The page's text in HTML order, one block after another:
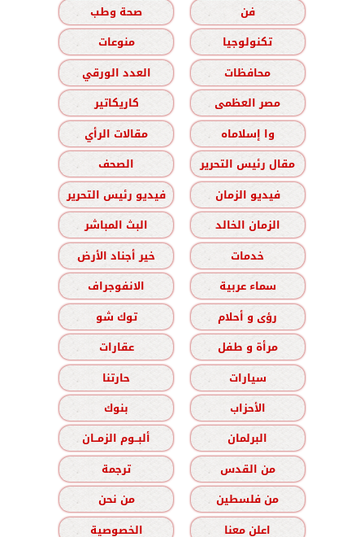
فن
صحة وطب
تكنولوجيا
منوعات
محافظات
العدد الورقي
مصر العظمى
كاريكاتير
وا إسلاماه
مقالات الرأي
مقال رئيس التحرير
الصحف
فيديو الزمان
فيديو رئيس التحرير
الزمان الخالد
البث المباشر
خدمات
خير أجناد الأرض
سماء عربية
الانفوجراف
رؤى و أحلام
توك شو
مرأة و طفل
عقارات
سيارات
حارتنا
الأحزاب
بنوك
البرلمان
ألبــوم الزمــان
من القدس
ترجمة
من فلسطين
من نحن
اعلن معنا
الخصوصية